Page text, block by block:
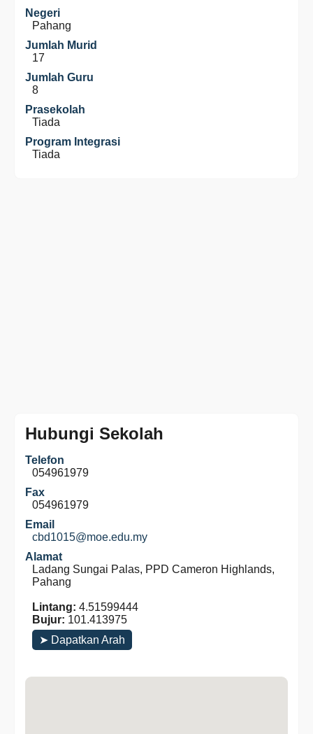
Negeri
Pahang
Jumlah Murid
17
Jumlah Guru
8
Prasekolah
Tiada
Program Integrasi
Tiada
Hubungi Sekolah
Telefon
054961979
Fax
054961979
Email
cbd1015@moe.edu.my
Alamat
Ladang Sungai Palas, PPD Cameron Highlands,
Pahang
Lintang: 4.51599444
Bujur: 101.413975
➤ Dapatkan Arah